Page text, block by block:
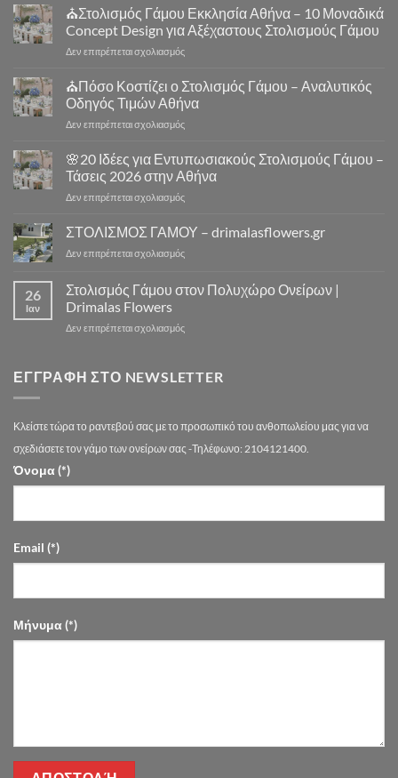
Γάμου
Αθήνα
–
Στολισμός
Εκκλησίας
|
Flowers
⛪Στολισμός Γάμου Εκκλησία Αθήνα – 10 Μοναδικά
Concept Design για Αξέχαστους Στολισμούς Γάμου
Δεν επιτρέπεται σχολιασμόςστο
Στολισμός
Γάμου
Εκκλησία
Αθήνα
10
Μοναδικά
Concept
Design
Αξέχαστους
Γάμου
⛪Πόσο Κοστίζει ο Στολισμός Γάμου – Αναλυτικός
Οδηγός Τιμών Αθήνα
Δεν επιτρέπεται σχολιασμόςστο
Κοστίζει
ο
Στολισμός
–
Οδηγός
Αθήνα
🌸20 Ιδέες για Εντυπωσιακούς Στολισμούς Γάμου –
Τάσεις 2026 στην Αθήνα
Δεν επιτρέπεται σχολιασμόςστο
20
Ιδέες
για
Στολισμούς
Τάσεις
Αθήνα
ΣΤΟΛΙΣΜΟΣ ΓΑΜΟΥ – drimalasflowers.gr
Δεν επιτρέπεται σχολιασμόςστο
ΓΑΜΟΥ
–
26
Ιαν
Στολισμός Γάμου στον Πολυχώρο Ονείρων |
Drimalas Flowers
Δεν επιτρέπεται σχολιασμόςστο
στον
Drimalas
Flowers
ΕΓΓΡΑΦΉ ΣΤΟ NEWSLETTER
Κλείστε τώρα το ραντεβού σας με το προσωπικό του ανθοπωλείου μας για να
σχεδιάσετε τον γάμο των ονείρων σας -Τηλέφωνο: 2104121400.
Όνομα (*)
Email (*)
Μήνυμα (*)